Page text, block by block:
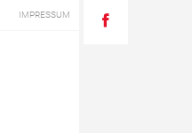
IMPRESSUM